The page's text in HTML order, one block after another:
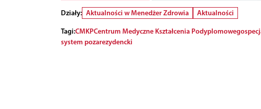
Działy: Aktualności w Menedżer Zdrowia
Aktualności
Tagi:CMKPCentrum Medyczne Kształcenia Podyplomowego
system pozarezydencki